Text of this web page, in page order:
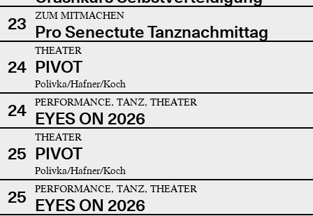
23
ZUM MITMACHEN
Pro Senectute Tanznachmittag
24
THEATER
PIVOT
Polivka/Hafner/Koch
24 PERFORMANCE, TANZ, THEATER
EYES ON 2026
25
THEATER
PIVOT
Polivka/Hafner/Koch
25 PERFORMANCE, TANZ, THEATER
EYES ON 2026